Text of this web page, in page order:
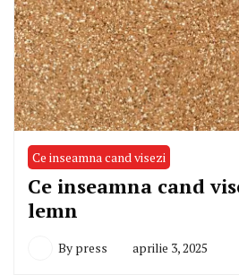
Ce inseamna cand visezi
Ce inseamna cand
lemn
By press aprilie 3, 2025